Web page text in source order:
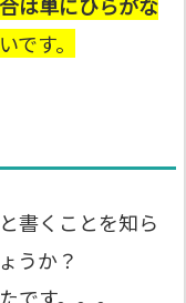
です。
書くことを知ら
うか？